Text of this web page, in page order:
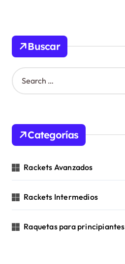
Buscar
S
e
h
o
:
Categorías
Rackets Avanzados
Rackets Intermedios
Raquetas para principiantes